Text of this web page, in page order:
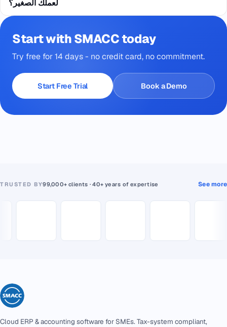
لعملك الصغير؟
Start with SMACC today
Try free for 14 days - no credit card, no commitment.
Start Free Trial Book a Demo
TRUSTED BY99,000+ clients · 40+ years of expertise See more
Cloud ERP & accounting software for SMEs. Tax-system compliant,